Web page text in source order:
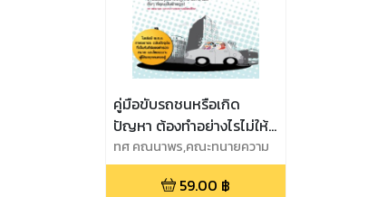
คู่มือขับรถชนหรือเกิด
ปัญหา ต้องทำอย่างไรไม่ให้
เสียเปรียบ!!! (แบบทั้งถูกใจ
และถูกกฎหมายด้วย)
ทศ คณนาพร,คณะทนายความ
เพื่อคนใช้รถ
59.00 ฿